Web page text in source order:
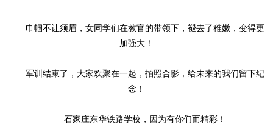
巾帼不让须眉，女同学们在教官的带领下，褪去了稚嫩，变得更
加强大！
军训结束了，大家欢聚在一起，拍照合影，给未来的我们留下纪
念！
石家庄东华铁路学校，因为有你们而精彩！